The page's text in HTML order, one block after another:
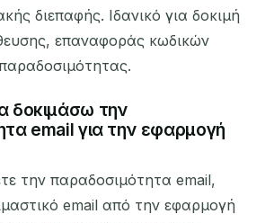
διεπαφής. Ιδανικό για δοκιμή
επαναφοράς κωδικών
δοκιμάσω την
email για την εφαρμογή
την παραδοσιμότητα email,
email από την εφαρμογή